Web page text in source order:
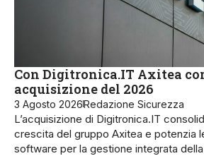
Con Digitronica.IT Axitea
acquisizione del 2026
3 Agosto 2026Redazione Sicurezza
L’acquisizione di Digitronica.IT
crescita del gruppo Axitea e potenzia
software per la gestione integrata